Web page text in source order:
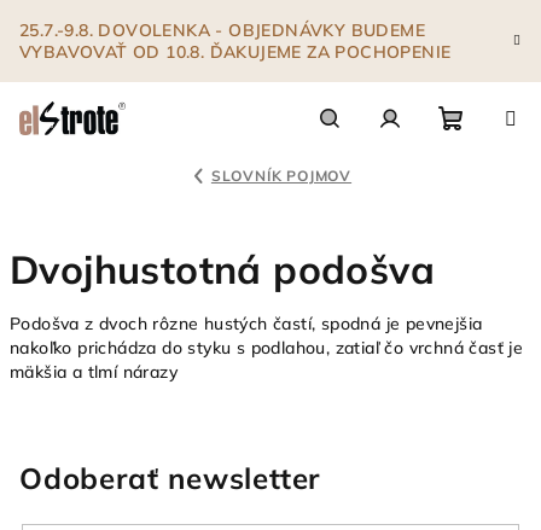
obsah
25.7.-9.8. DOVOLENKA - OBJEDNÁVKY BUDEME
VYBAVOVAŤ OD 10.8. ĎAKUJEME ZA POCHOPENIE
SLOVNÍK POJMOV
Dvojhustotná podošva
Podošva z dvoch rôzne hustých častí, spodná je pevnejšia
nakoľko prichádza do styku s podlahou, zatiaľ čo vrchná časť je
mäkšia a tlmí nárazy
Odoberať newsletter